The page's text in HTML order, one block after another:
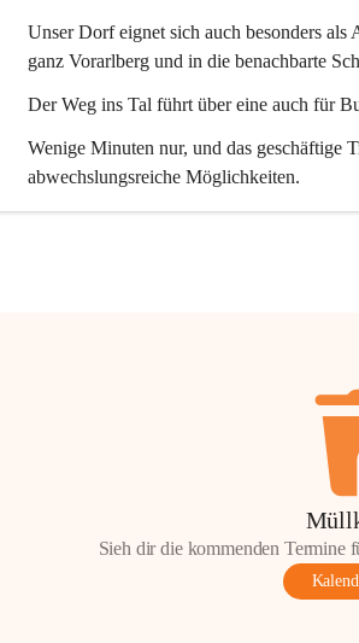
Unser Dorf eignet sich auch besonders
ganz Vorarlberg und in die benachbarte
Der Weg ins Tal führt über eine auch für
Wenige Minuten nur, und das geschäftige
abwechslungsreiche Möglichkeiten.
Sieh dir die kommenden Termine